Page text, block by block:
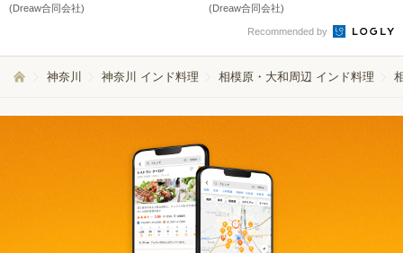
(Dreaw合同会社)
(Dreaw合同会社)
Recommended by
神奈川 神奈川 インド料理 相模原・大和周辺 インド料理